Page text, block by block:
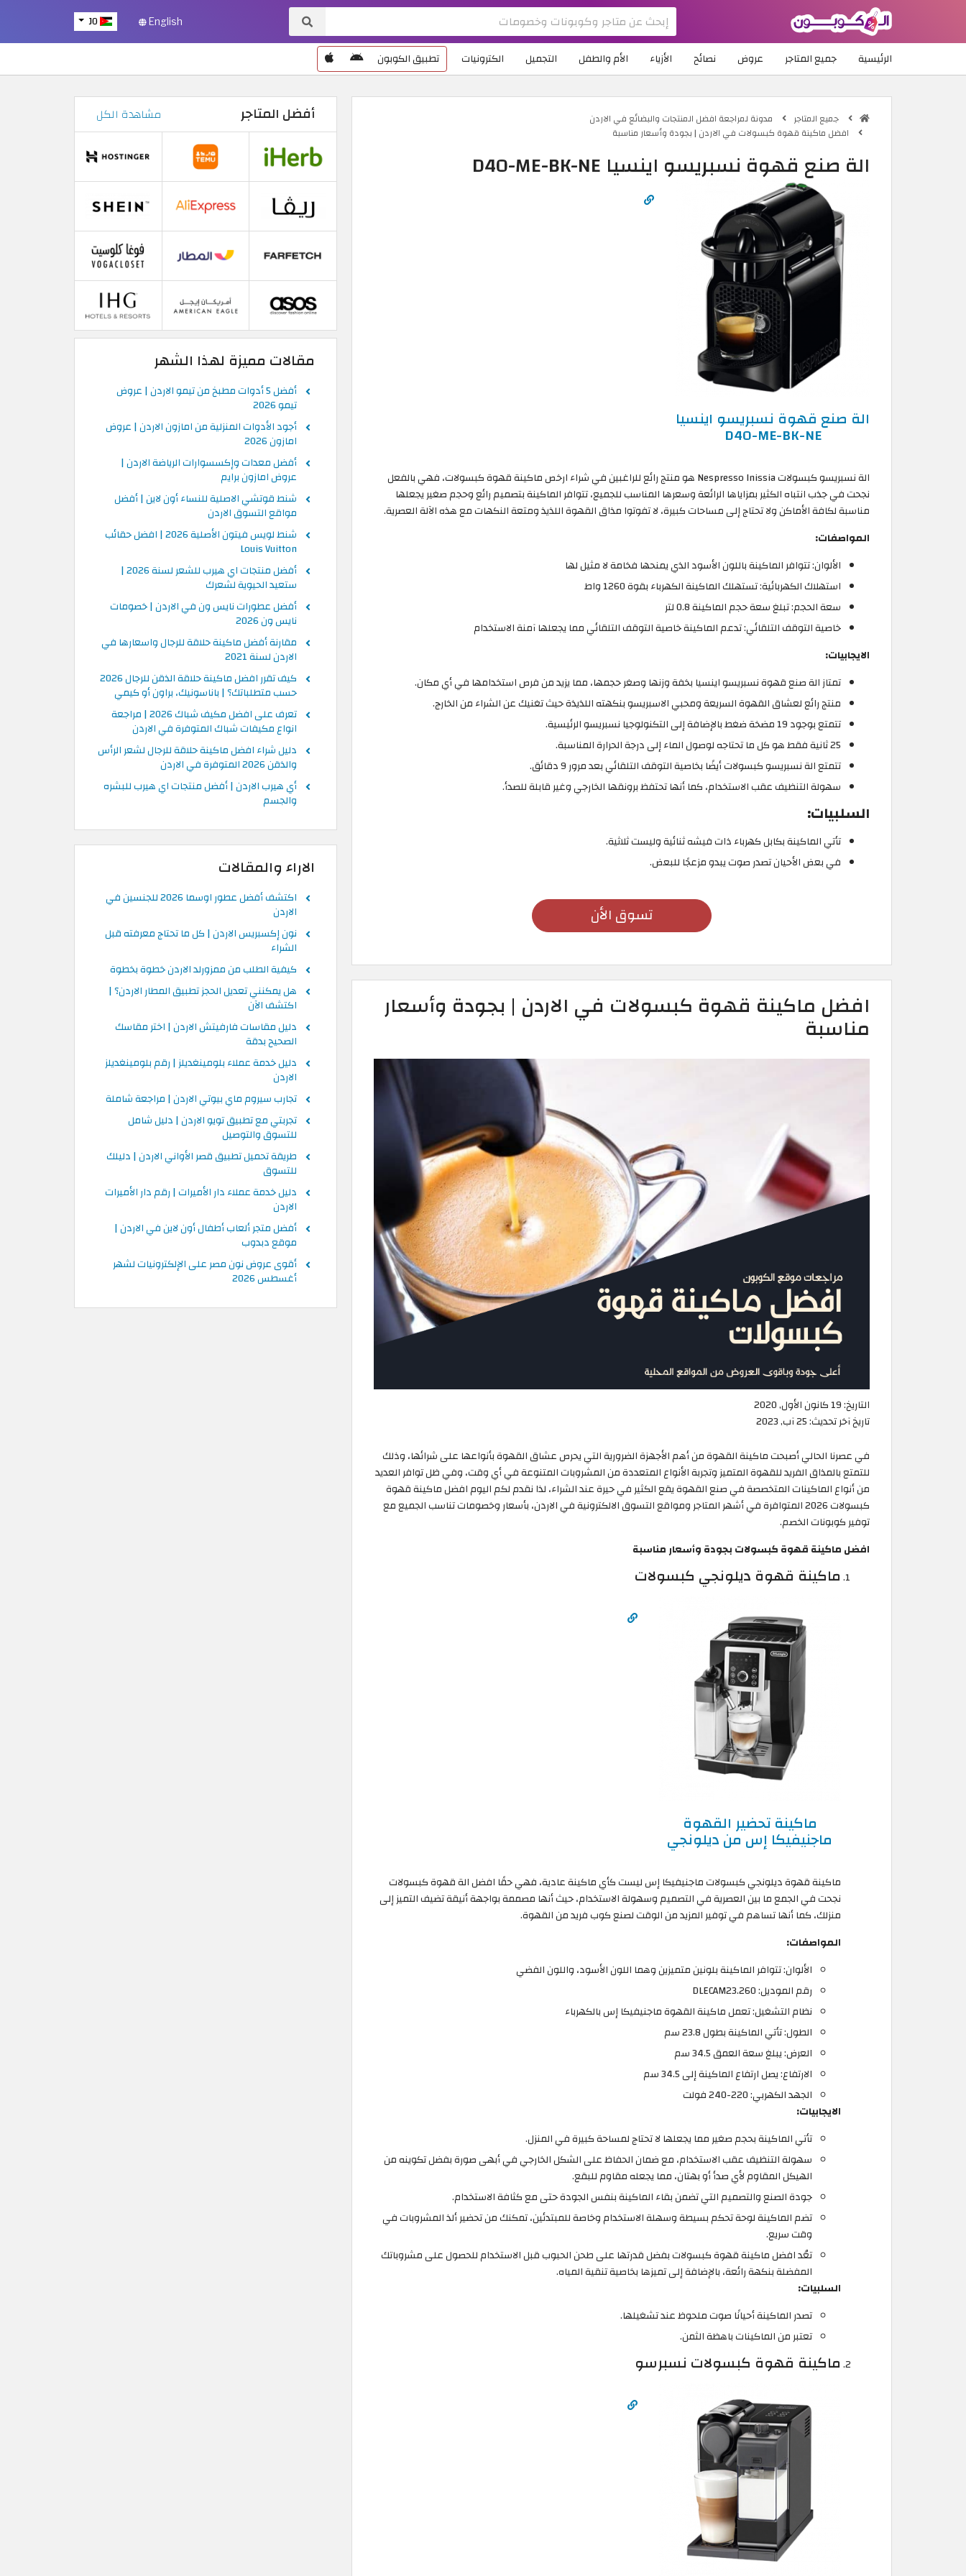
JO English
الرئيسية جميع المتاجر عروض نصائح الأزياء الأم والطفل التجميل الكترونيات تطبيق الكوبون
جميع المتاجر
مدونة لمراجعة افضل المنتجات والبضائع في الاردن
افضل ماكينة قهوة كبسولات في الاردن | بجودة وأسعار مناسبة
الة صنع قهوة نسبريسو اينسيا D40-ME-BK-NE
الة صنع قهوة نسبريسو اينسيا
D40-ME-BK-NE
الة نسبريسو كبسولات Nespresso Inissia هو منتج رائع للراغبين في شراء ارخص ماكينة قهوة كبسولات، فهي بالفعل
نجحت في جذب انتباه الكثير بمزاياها الرائعة وسعرها المناسب للجميع، تتوافر الماكينة بتصميم رائع وحجم صغير يجعلها
مناسبة لكافة الأماكن ولا تحتاج إلى مساحات كبيرة، لا تفوتوا مذاق القهوة اللذيذ ومتعة النكهات مع هذه الآلة العصرية.
المواصفات:
الألوان: تتوافر الماكينة باللون الأسود الذي يمنحها فخامة لا مثيل لها
استهلاك الكهربائية: تستهلك الماكينة الكهرباء بقوة 1260 واط
سعة الحجم: تبلغ سعة حجم الماكينة 0.8 لتر
خاصية التوقف التلقائي: تدعم الماكينة خاصية التوقف التلقائي مما يجعلها آمنة الاستخدام
الايجابيات:
تمتاز الة صنع قهوة نسبريسو اينسيا بخفة وزنها وصغر حجمها، مما يزيد من فرص استخدامها في أي مكان.
منتج رائع لعشاق القهوة السريعة ومحبي الاسبريسو بنكهته اللذيذة حيث تغنيك عن الشراء من الخارج.
تتمتع بوجود 19 مضخة ضغط بالإضافة إلى التكنولوجيا نسبريسو الرئيسية.
25 ثانية فقط هو كل ما تحتاجه لوصول الماء إلى درجة الحرارة المناسبة.
تتمتع الة نسبريسو كبسولات أيضًا بخاصية التوقف التلقائي بعد مرور 9 دقائق.
سهولة التنظيف عقب الاستخدام، كما أنها تحتفظ برونقها الخارجي وغير قابلة للصدأ.
السلبيات:
تأتي الماكينة بكابل كهرباء ذات فيشه ثنائية وليست ثلاثية.
في بعض الأحيان تصدر صوت يبدو مزعجًا للبعض.
تسوق الأن
افضل ماكينة قهوة كبسولات في الاردن | بجودة وأسعار
مناسبة
التاريخ:19 كانون الأول, 2020
تاريخ آخر تحديث:25 آب, 2023
في عصرنا الحالي أصبحت ماكينة القهوة من أهم الأجهزة الضرورية التي يحرص عشاق القهوة بأنواعها على شرائها، وذلك
للتمتع بالمذاق الفريد للقهوة المتميز وتجربة الأنواع المتعددة من المشروبات المتنوعة في أي وقت، وفي ظل توافر العديد
من أنواع الماكينات المتخصصة في صنع القهوة يقع الكثير في حيرة عند الشراء، لذا نقدم لكم اليوم افضل ماكينة قهوة
كبسولات 2026 المتوافرة في أشهر المتاجر ومواقع التسوق الالكترونية في الاردن، بأسعار وخصومات تناسب الجميع مع
توفير كوبونات الخصم.
افضل ماكينة قهوة كبسولات بجودة وأسعار مناسبة
ماكينة قهوة ديلونجي كبسولات
ماكينة تحضير القهوة
ماجنيفيكا إس من ديلونجي
ماكينة قهوة ديلونجي كبسولات ماجنيفيكا إس ليست كأي ماكينة عادية، فهي حقًا افضل الة قهوة كبسولات
نجحت في الجمع ما بين العصرية في التصميم وسهولة الاستخدام، حيث أنها مصممة بواجهة أنيقة تضيف التميز إلى
منزلك، كما أنها تساهم في توفير المزيد من الوقت لصنع كوب فريد من القهوة.
المواصفات:
الألوان: تتوافر الماكينة بلونين متميزين وهما اللون الأسود، واللون الفضي
رقم الموديل: DLECAM23.260
نظام التشغيل: تعمل ماكينة القهوة ماجنيفيكا إس بالكهرباء
الطول: تأتي الماكينة بطول 23.8 سم
العرض: يبلغ سعة العمق 34.5 سم
الارتفاع: يصل ارتفاع الماكينة إلى 34.5 سم
الجهد الكهربي: 220-240 فولت
الايجابيات:
تأتي الماكينة بحجم صغير مما يجعلها لا تحتاج لمساحة كبيرة في المنزل.
سهولة التنظيف عقب الاستخدام، مع ضمان الحفاظ على الشكل الخارجي في أبهى صورة بفضل تكوينه من
الهيكل المقاوم لأي صدأ أو بهتان، مما يجعله مقاوم للبقع.
جودة الصنع والتصميم التي تضمن بقاء الماكينة بنفس الجودة حتى مع كثافة الاستخدام.
تضم الماكينة لوحة تحكم بسيطة وسهلة الاستخدام وخاصة للمبتدئين، تمكنك من تحضير ألذ المشروبات في
وقت سريع.
تعُد افضل ماكينة قهوة كبسولات بفضل قدرتها على طحن الحبوب قبل الاستخدام للحصول على مشروباتك
المفضلة بنكهة رائعة، بالإضافة إلى تميزها بخاصية تنقية المياه.
السلبيات:
تصدر الماكينة أحيانًا صوت ملحوظ عند تشغيلها.
تعتبر من الماكينات باهظة الثمن.
ماكينة قهوة كبسولات نسبرسو
أفضل المتاجر مشاهدة الكل
مقالات مميزة لهذا الشهر
أفضل 5 أدوات مطبخ من تيمو الاردن | عروض
تيمو 2026
أجود الأدوات المنزلية من امازون الاردن | عروض
امازون 2026
أفضل معدات وإكسسوارات الرياضة الاردن |
عروض امازون برايم
شنط قوتشي الاصلية للنساء أون لاين | أفضل
مواقع التسوق الاردن
شنط لويس فيتون الأصلية 2026 | افضل حقائب
Louis Vuitton
أفضل منتجات اي هيرب للشعر لسنة 2026 |
ستعيد الحيوية لشعرك
أفضل عطورات نايس ون في الاردن | خصومات
نايس ون 2026
مقارنة أفضل ماكينة حلاقة للرجال واسعارها في
الاردن لسنة 2021
كيف تقرر افضل ماكينة حلاقة الذقن للرجال 2026
حسب متطلباتك؟ | باناسونيك، براون أو كيمي
تعرف على افضل مكيف شباك 2026 | مراجعة
انواع مكيفات شباك المتوفرة في الاردن
دليل شراء افضل ماكينة حلاقة للرجال لشعر الرأس
والذقن 2026 المتوفرة في الاردن
أي هيرب الاردن | أفضل منتجات اي هيرب للبشره
والجسم
الاراء والمقالات
اكتشف أفضل عطور اوسما 2026 للجنسين في
الاردن
نون إكسبريس الاردن | كل ما تحتاج معرفته قبل
الشراء
كيفية الطلب من ممزورلد الاردن خطوة بخطوة
هل يمكنني تعديل الحجز تطبيق المطار الاردن؟ |
اكتشف الآن
دليل مقاسات فارفيتش الاردن | اختر مقاسك
الصحيح بدقة
دليل خدمة عملاء بلومينغديلز | رقم بلومينغديلز
الاردن
تجارب سيروم ماي بيوتي الاردن | مراجعة شاملة
تجربتي مع تطبيق تويو الاردن | دليل شامل
للتسوق والتوصيل
طريقة تحميل تطبيق قصر الأواني الاردن | دليلك
للتسوق
دليل خدمة عملاء دار الأميرات | رقم دار الأميرات
الاردن
أفضل متجر ألعاب أطفال أون لاين في الاردن |
موقع دبدوب
أقوى عروض نون مصر على الإلكترونيات لشهر
أغسطس 2026